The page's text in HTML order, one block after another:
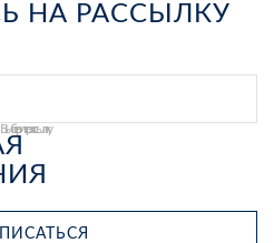
НА РАССЫЛКУ
Выберите рассылку